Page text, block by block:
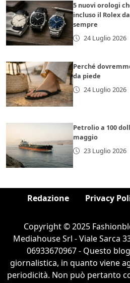
5 nuovi orologi
incluso il Rolex
sempre
24 Luglio 2026
Perché
da piede
24 Luglio 2026
Petrolio a 100
maggio
23 Luglio 2026
Redazione Privacy
Copyright © 2025
Mediahouse Srl - Viale Sarca
06933670967 - Questo
giornalistica, in quanto viene
periodicità. Non può pertanto